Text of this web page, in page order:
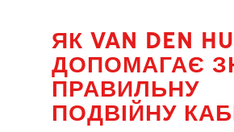
ЯК VAN DEN
ДОПОМАГАЄ
ПРАВИЛЬНУ
ПОДВІЙНУ